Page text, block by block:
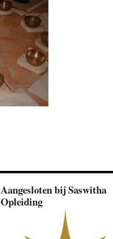
Aangesloten bij Saswitha
Opleiding